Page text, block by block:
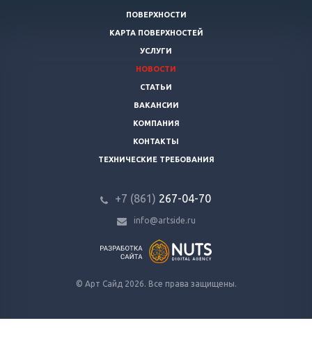
ПОВЕРХНОСТИ
КАРТА ПОВЕРХНОСТЕЙ
УСЛУГИ
НОВОСТИ
СТАТЬИ
ВАКАНСИИ
КОМПАНИЯ
КОНТАКТЫ
ТЕХНИЧЕСКИЕ ТРЕБОВАНИЯ
+7 (861) 267-04-70
info@artside.ru
© Арт Сайд 2026. Все права защищены.